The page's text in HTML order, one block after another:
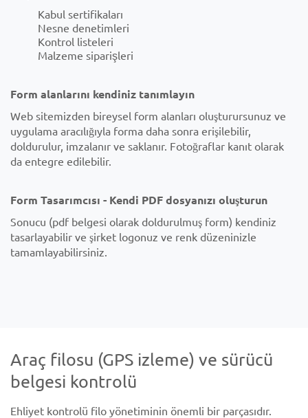
Kabul sertifikaları
Nesne denetimleri
Kontrol listeleri
Malzeme siparişleri
Form alanlarını kendiniz tanımlayın
Web sitemizden bireysel form alanları oluşturursunuz ve
uygulama aracılığıyla forma daha sonra erişilebilir,
doldurulur, imzalanır ve saklanır. Fotoğraflar kanıt olarak
da entegre edilebilir.
Form Tasarımcısı - Kendi PDF dosyanızı oluşturun
Sonucu (pdf belgesi olarak doldurulmuş form) kendiniz
tasarlayabilir ve şirket logonuz ve renk düzeninizle
tamamlayabilirsiniz.
Araç filosu (GPS izleme) ve sürücü
belgesi kontrolü
Ehliyet kontrolü filo yönetiminin önemli bir parçasıdır.